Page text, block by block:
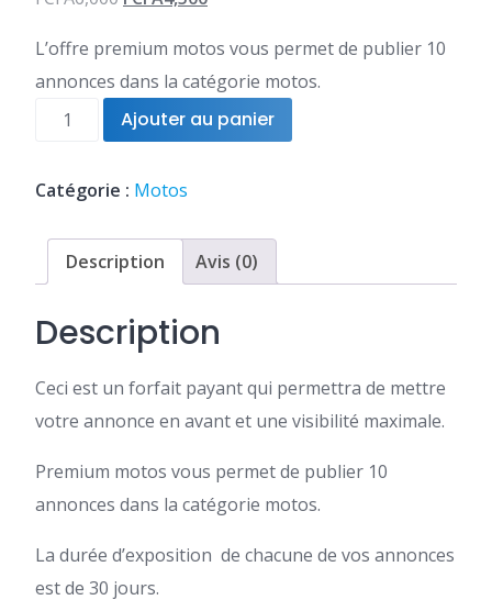
prix
initial
était :
prix
actuel
L’offre premium motos vous permet de publier 10
annonces dans la catégorie motos.
quantité
annonces
Ajouter au panier
Catégorie : Motos
Description Avis (0)
Description
Ceci est un forfait payant qui permettra de mettre
votre annonce en avant et une visibilité maximale.
Premium motos vous permet de publier 10
annonces dans la catégorie motos.
La durée d’exposition de chacune de vos annonces
est de 30 jours.